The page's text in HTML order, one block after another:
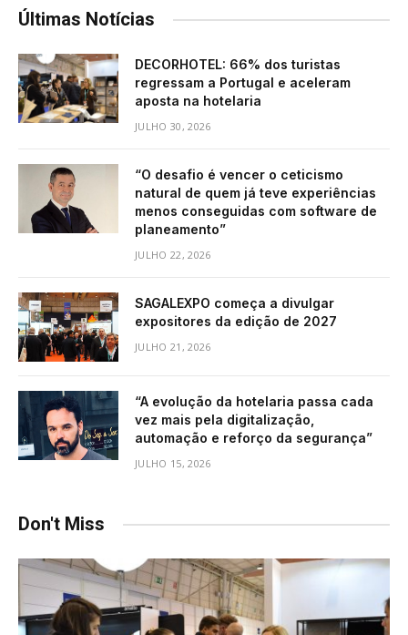
Últimas Notícias
DECORHOTEL: 66% dos turistas
regressam a Portugal e aceleram
aposta na hotelaria
JULHO 30, 2026
“O desafio é vencer o ceticismo
natural de quem já teve experiências
menos conseguidas com software de
planeamento”
JULHO 22, 2026
SAGALEXPO começa a divulgar
expositores da edição de 2027
JULHO 21, 2026
“A evolução da hotelaria passa cada
vez mais pela digitalização,
automação e reforço da segurança”
JULHO 15, 2026
Don't Miss